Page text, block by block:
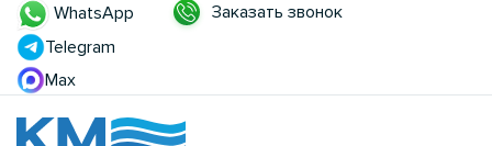
WhatsApp
Telegram
Max
Заказать звонок